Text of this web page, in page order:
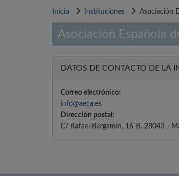
Inicio Instituciones Asociación
Asociación Española
DATOS DE CONTACTO DE LA
Correo electrónico:
info@aeca.es
Dirección postal:
C/ Rafael Bergamín, 16-B. 28043 -